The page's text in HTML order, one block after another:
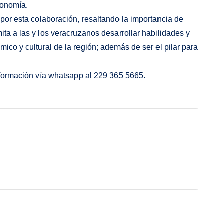
esta colaboración, resaltando la importancia de
a las y los veracruzanos desarrollar habilidades y
y cultural de la región; además de ser el pilar para
vía whatsapp al 229 365 5665.